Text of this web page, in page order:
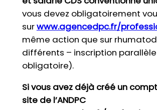
vous devez obligatoirement
surwww.agencedpc.fr/
même action que sur
différents – inscription parallèle
obligatoire).
Si vous avez déjà créé un
site de l’ANDPC